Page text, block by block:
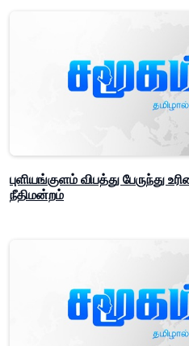
புளியங்குளம் விபத்து பேருந்து
நீதிமன்றம்